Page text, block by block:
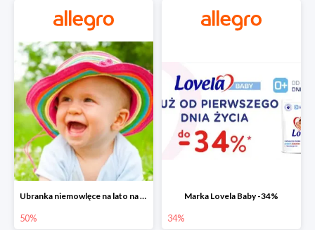
Ubranka niemowlęce na lato na Allegro do -50%
50%
Marka Lovela Baby -34%
34%